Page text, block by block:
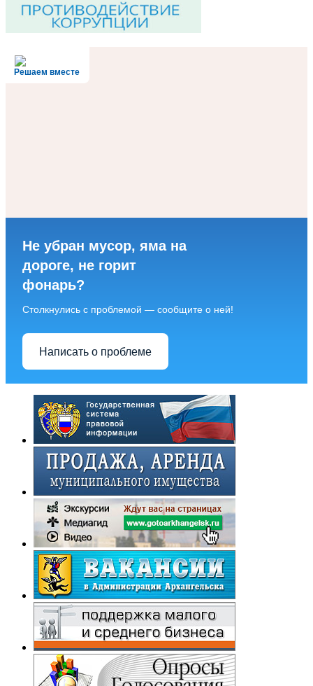
Решаем вместе
Не убран мусор, яма на
дороге, не горит
фонарь?
Столкнулись с проблемой — сообщите о ней!
Написать о проблеме